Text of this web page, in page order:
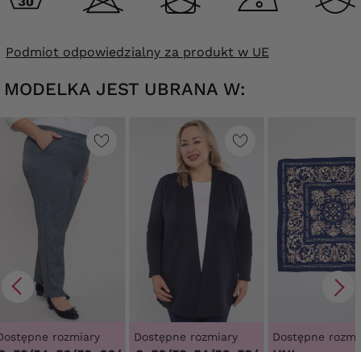
Podmiot odpowiedzialny za produkt w UE
MODELKA JEST UBRANA W:
rozmiary Dostępne rozmiary Dostępne